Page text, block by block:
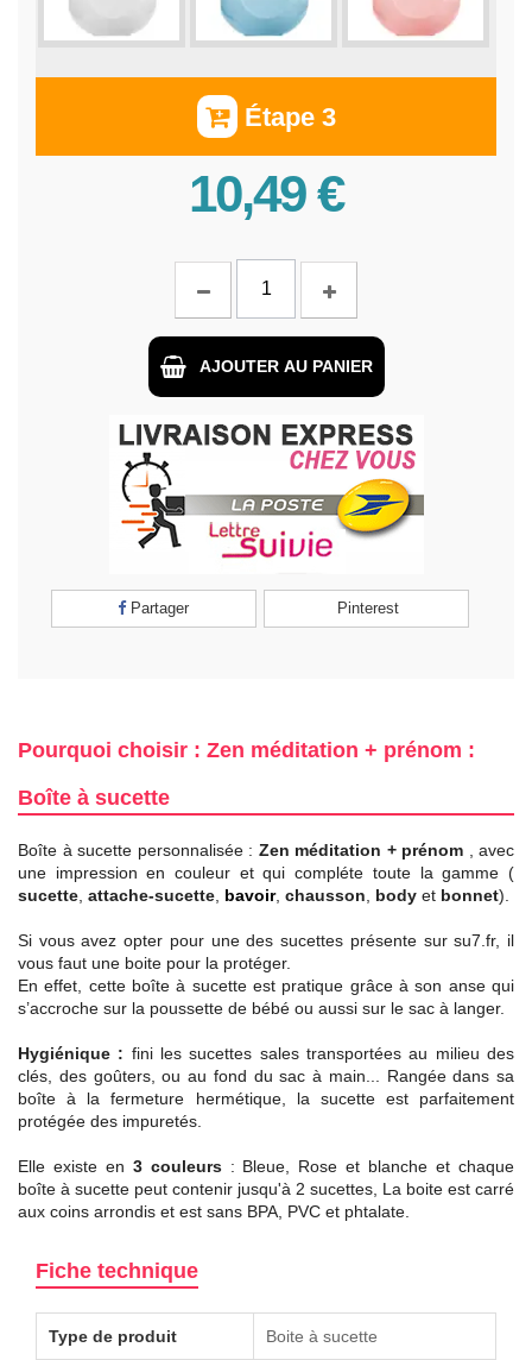
Étape 3
10,49 €
AJOUTER AU PANIER
Partager Pinterest
Pourquoi choisir : Zen méditation + prénom :
Boîte à sucette
Boîte à sucette personnalisée : Zen méditation + prénom
, avec
une impression en couleur et qui compléte toute la gamme (
sucette attache-sucette bavoir, chausson body et bonnet).
Si vous avez opter pour une des sucettes présente sur su7.fr, il
vous faut une boite pour la protéger.
En effet, cette boîte à sucette est pratique grâce à son anse qui
s’accroche sur la poussette de bébé ou aussi sur le sac à langer.
Hygiénique : fini les sucettes sales transportées au milieu des
clés, des goûters, ou au fond du sac à main... Rangée dans sa
boîte à la fermeture hermétique, la sucette est parfaitement
protégée des impuretés.
Elle existe en 3 couleurs: Bleue, Rose et blanche et chaque
boîte à sucette peut contenir jusqu'à 2 sucettes, La boite est carré
aux coins arrondis et est sans BPA, PVC et phtalate.
Fiche technique
Type de produit Boite à sucette